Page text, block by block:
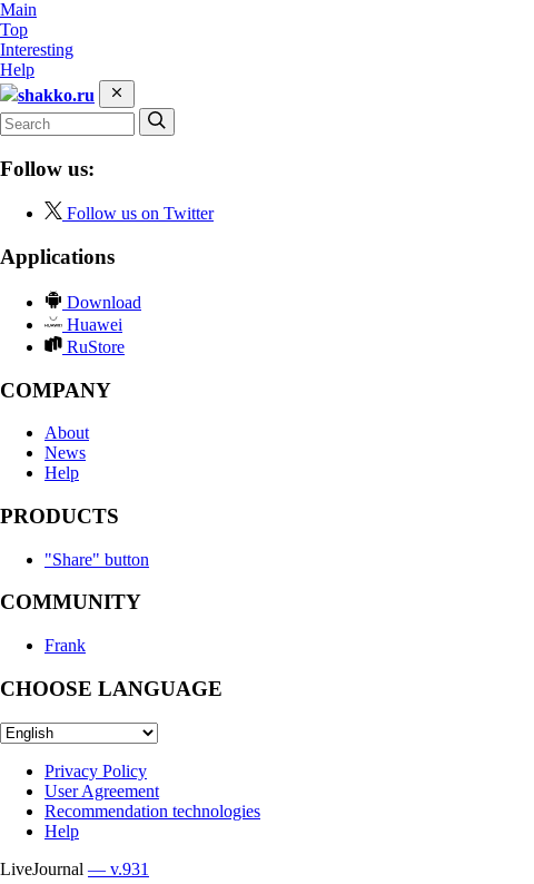
Main
Top
Interesting
Help
shakko.ru
Follow us:
Follow us on Twitter
Applications
Download
Huawei
RuStore
COMPANY
About
News
Help
PRODUCTS
"Share" button
COMMUNITY
Frank
CHOOSE LANGUAGE
Privacy Policy
User Agreement
Recommendation technologies
Help
LiveJournal — v.931